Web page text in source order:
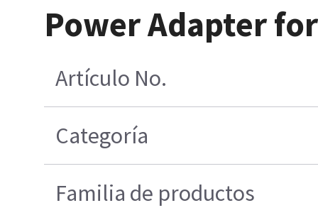
Power Adapter for
Artículo No.
Categoría
Familia de productos